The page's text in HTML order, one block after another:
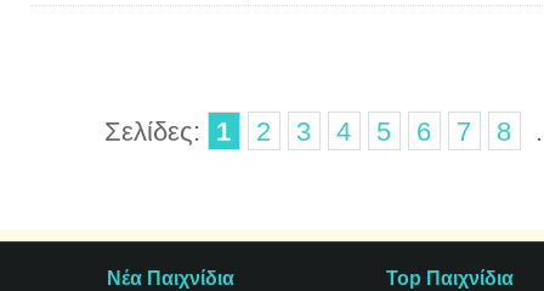
Σελίδες: 1 2 3 4 5 6 7 8
Νέα Παιχνίδια Top Παιχνίδια